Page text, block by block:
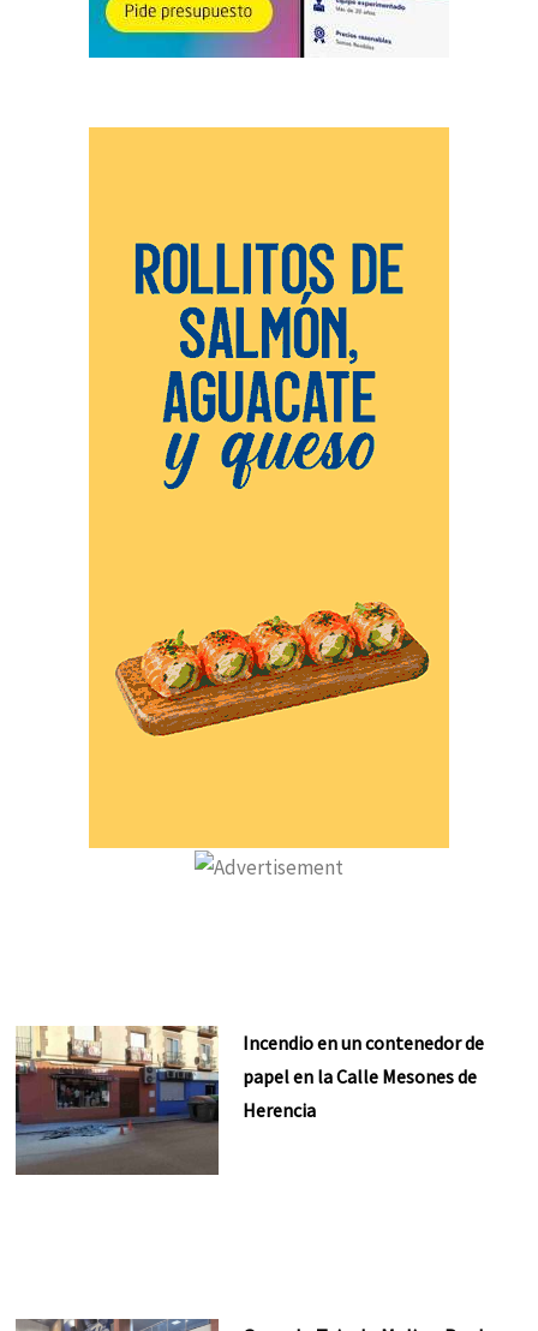
Incendio en un contenedor de
papel en la Calle Mesones de
Herencia